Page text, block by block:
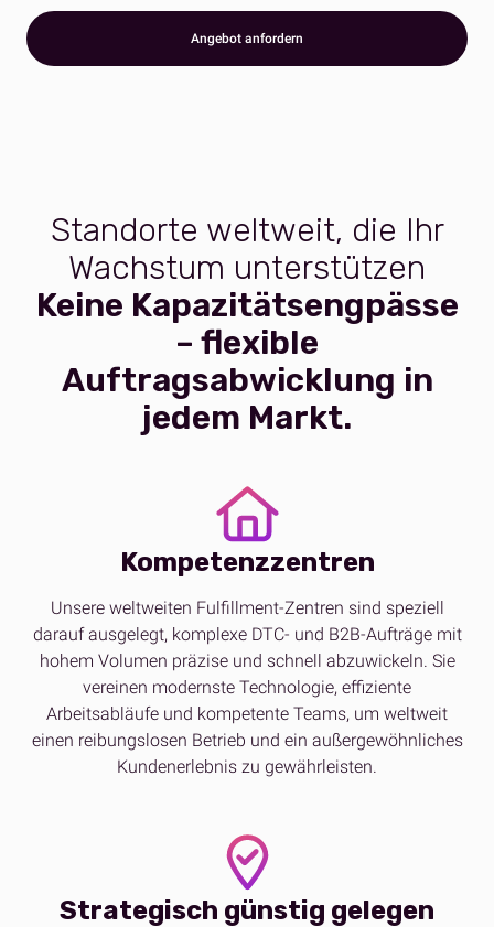
Angebot anfordern
Standorte weltweit, die Ihr
Wachstum unterstützen
Keine Kapazitätsengpässe
– flexible
Auftragsabwicklung in
jedem Markt.
Kompetenzzentren
Unsere weltweiten Fulfillment-Zentren sind speziell
darauf ausgelegt, komplexe DTC- und B2B-Aufträge mit
hohem Volumen präzise und schnell abzuwickeln. Sie
vereinen modernste Technologie, effiziente
Arbeitsabläufe und kompetente Teams, um weltweit
einen reibungslosen Betrieb und ein außergewöhnliches
Kundenerlebnis zu gewährleisten.
Strategisch günstig gelegen